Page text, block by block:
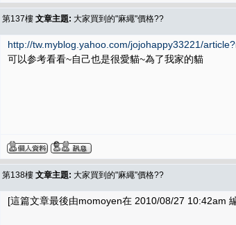
第137樓 文章主題: 大家買到的"麻繩"價格??
http://tw.myblog.yahoo.com/jojohappy33221/
可以参考看看~自己也是很愛貓~為了我家的貓
第138樓 文章主題: 大家買到的"麻繩"價格??
[這篇文章最後由momoyen在 2010/08/27 10:42am